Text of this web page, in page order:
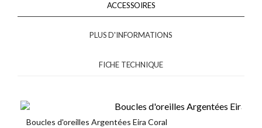
ACCESSOIRES
PLUS D'INFORMATIONS
FICHE TECHNIQUE
Boucles d'oreilles Argentées Eira Coral